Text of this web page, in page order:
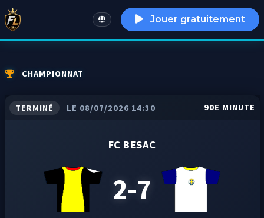
English Jouer gratuitement
CHAMPIONNAT
TERMINÉ LE 08/07/2026 14:30 90E MINUTE
FC BESAC
2-7